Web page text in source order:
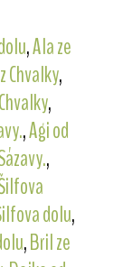
,Ala ze
Chvalky,
,
,Agi od
,
dolu,
,Bril ze